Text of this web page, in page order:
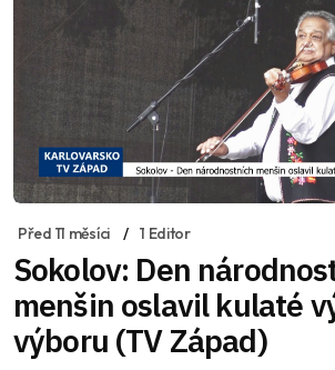
Před 11 měsíci 1 Editor
Sokolov: Den
menšin oslavil kulaté
výboru (TV Západ)